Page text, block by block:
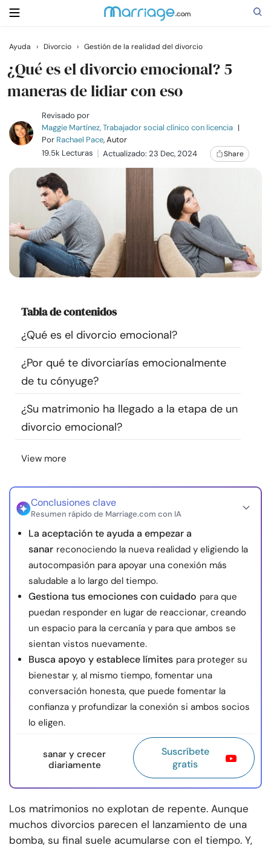
Buscar
Casarse
Relaciones
Familia
Cursos
Comunidad
Encuentra un terapeuta
Idioma
Sobre nosotros Contáctanos Escríbenos
Publicidad con
nosotros
Ayuda › Divorcio › Gestión de la realidad del divorcio
¿Qué es el divorcio emocional? 5
maneras de lidiar con eso
Revisado por
Maggie Martínez, Trabajador social clínico con licencia |
Por Rachael Pace, Autor
19.5k Lecturas
Actualizado: 23 Dec, 2024 Share
Tabla de contenidos
¿Qué es el divorcio emocional?
¿Por qué te divorciarías emocionalmente
de tu cónyuge?
¿Su matrimonio ha llegado a la etapa de un
divorcio emocional?
View more
Conclusiones clave
Resumen rápido de Marriage.com con IA
La aceptación te ayuda a empezar a
sanar reconociendo la nueva realidad y eligiendo la
autocompasión para apoyar una conexión más
saludable a lo largo del tiempo.
Gestiona tus emociones con cuidado para que
puedan responder en lugar de reaccionar, creando
un espacio para la cercanía y para que ambos se
sientan vistos nuevamente.
Busca apoyo y establece límites para proteger su
bienestar y, al mismo tiempo, fomentar una
conversación honesta, que puede fomentar la
confianza y profundizar la conexión si ambos socios
lo eligen.
sanar y crecer
diariamente
Suscríbete
gratis
Los matrimonios no explotan de repente. Aunque
muchos divorcios parecen el lanzamiento de una
bomba, su final suele acumularse con el tiempo. Y,